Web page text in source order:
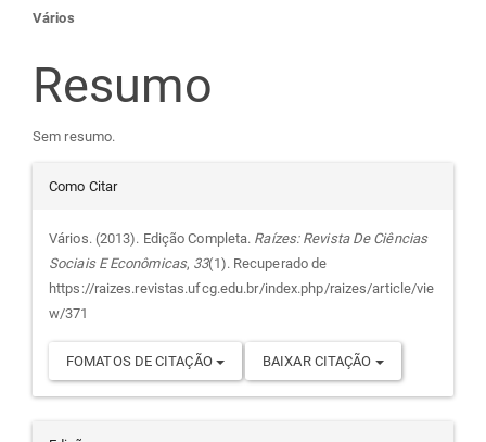
Conteúdo
do
artigo
principal
Vários
Resumo
Sem resumo.
Detalhes
do
artigo
Como Citar
Vários. (2013). Edição Completa. Raízes: Revista De Ciências
Sociais E Econômicas, 33(1). Recuperado de
https://raizes.revistas.ufcg.edu.br/index.php/raizes/article/vie
w/371
FOMATOS DE CITAÇÃO BAIXAR CITAÇÃO